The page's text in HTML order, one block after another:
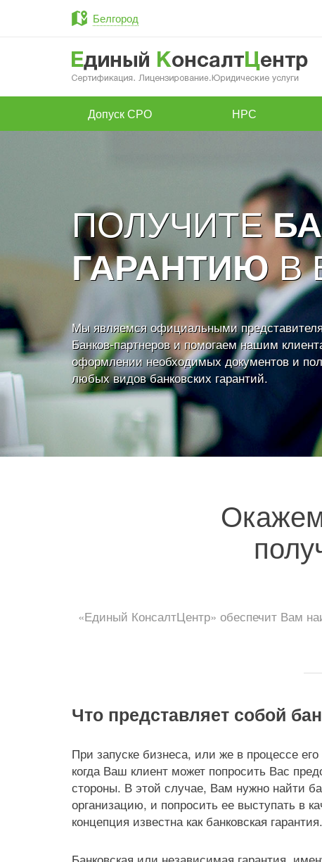
Белгород
Допуск СРО НРС
ПОЛУЧИТЕ
ГАРАНТИЮВ
Мы являемся официальными
Банков-партнеров и помогаем нашим
оформлении необходимых документов и
любых видов банковских гарантий.
«Единый КонсалтЦентр» обеспечит Вам
Что представляет собой
При запуске бизнеса, или же в процессе
когда Ваш клиент может попросить Вас
стороны. В этой случае, Вам нужно найти
организацию, и попросить ее выступать в
концепция известна как банковская гарантия.